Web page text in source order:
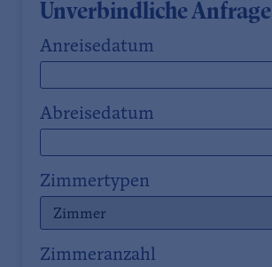
Unverbindliche Anfrage
Anreisedatum
Abreisedatum
Zimmertypen
Zimmeranzahl